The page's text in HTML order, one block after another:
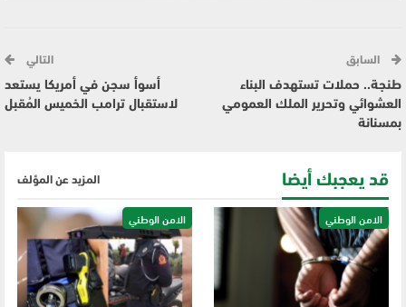
السابق
طنجة.. حملات تستهدف البناء
العشوائي وتحرير الملك العمومي
بمسنانة
التالي
أسوأ سجن في أمريكا يستعد
لاستقبال ترامب الخميس المُقبل
قد يعجبك أيضا المزيد عن المؤلف
الامن الوطني الامن الوطني